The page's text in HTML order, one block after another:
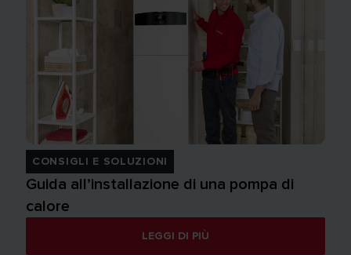
CONSIGLI E SOLUZIONI
Guida all’installazione di una pompa di
calore
LEGGI DI PIÙ